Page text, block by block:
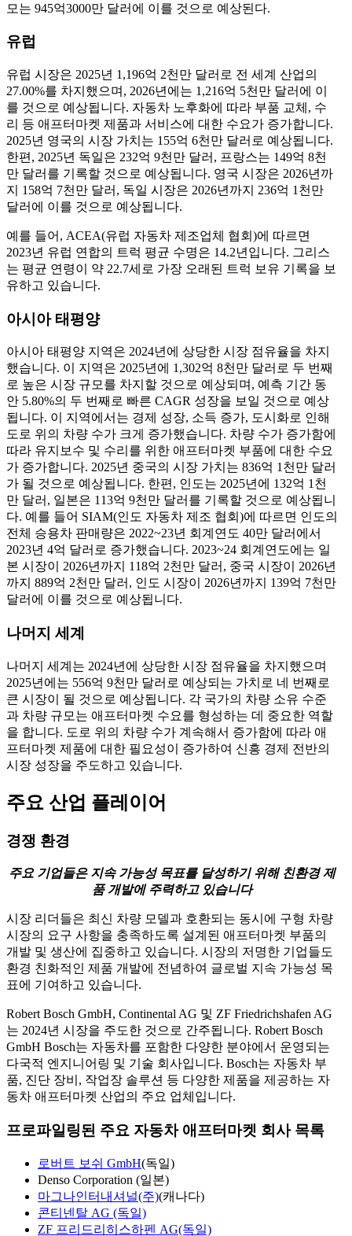
모는 945억3000만 달러에 이를 것으로 예상된다.
유럽
유럽 ​​시장은 2025년 1,196억 2천만 달러로 전 세계 산업의
27.00%를 차지했으며, 2026년에는 1,216억 5천만 달러에 이
를 것으로 예상됩니다. 자동차 노후화에 따라 부품 교체, 수
리 등 애프터마켓 제품과 서비스에 대한 수요가 증가합니다.
2025년 영국의 시장 가치는 155억 6천만 달러로 예상됩니다.
한편, 2025년 독일은 232억 9천만 달러, 프랑스는 149억 8천
만 달러를 기록할 것으로 예상됩니다. 영국 시장은 2026년까
지 158억 7천만 달러, 독일 시장은 2026년까지 236억 1천만
달러에 이를 것으로 예상됩니다.
예를 들어, ACEA(유럽 자동차 제조업체 협회)에 따르면
2023년 유럽 연합의 트럭 평균 수명은 14.2년입니다. 그리스
는 평균 연령이 약 22.7세로 가장 오래된 트럭 보유 기록을 보
유하고 있습니다.
아시아 태평양
아시아 태평양 지역은 2024년에 상당한 시장 점유율을 차지
했습니다. 이 지역은 2025년에 1,302억 8천만 달러로 두 번째
로 높은 시장 규모를 차지할 것으로 예상되며, 예측 기간 동
안 5.80%의 두 번째로 빠른 CAGR 성장을 보일 것으로 예상
됩니다. 이 지역에서는 경제 성장, 소득 증가, 도시화로 인해
도로 위의 차량 수가 크게 증가했습니다. 차량 수가 증가함에
따라 유지보수 및 수리를 위한 애프터마켓 부품에 대한 수요
가 증가합니다. 2025년 중국의 시장 가치는 836억 1천만 달러
가 될 것으로 예상됩니다. 한편, 인도는 2025년에 132억 1천
만 달러, 일본은 113억 9천만 달러를 기록할 것으로 예상됩니
다. 예를 들어 SIAM(인도 자동차 제조 협회)에 따르면 인도의
전체 승용차 판매량은 2022~23년 회계연도 40만 달러에서
2023년 4억 달러로 증가했습니다. 2023~24 회계연도에는 일
본 시장이 2026년까지 118억 2천만 달러, 중국 시장이 2026년
까지 889억 2천만 달러, 인도 시장이 2026년까지 139억 7천만
달러에 이를 것으로 예상됩니다.
나머지 세계
나머지 세계는 2024년에 상당한 시장 점유율을 차지했으며
2025년에는 556억 9천만 달러로 예상되는 가치로 네 번째로
큰 시장이 될 것으로 예상됩니다. 각 국가의 차량 소유 수준
과 차량 규모는 애프터마켓 수요를 형성하는 데 중요한 역할
을 합니다. 도로 위의 차량 수가 계속해서 증가함에 따라 애
프터마켓 제품에 대한 필요성이 증가하여 신흥 경제 전반의
시장 성장을 주도하고 있습니다.
주요 산업 플레이어
경쟁 환경
주요 기업들은 지속 가능성 목표를 달성하기 위해 친환경 제
품 개발에 주력하고 있습니다
시장 리더들은 최신 차량 모델과 호환되는 동시에 구형 차량
시장의 요구 사항을 충족하도록 설계된 애프터마켓 부품의
개발 및 생산에 집중하고 있습니다. 시장의 저명한 기업들도
환경 친화적인 제품 개발에 전념하여 글로벌 지속 가능성 목
표에 기여하고 있습니다.
Robert Bosch GmbH, Continental AG 및 ZF Friedrichshafen AG
는 2024년 시장을 주도한 것으로 간주됩니다. Robert Bosch
GmbH Bosch는 자동차를 포함한 다양한 분야에서 운영되는
다국적 엔지니어링 및 기술 회사입니다. Bosch는 자동차 부
품, 진단 장비, 작업장 솔루션 등 다양한 제품을 제공하는 자
동차 애프터마켓 산업의 주요 업체입니다.
프로파일링된 주요 자동차 애프터마켓 회사 목록
로버트 보쉬 GmbH(독일)
Denso Corporation (일본)
마그나인터내셔널(주)(캐나다)
콘티넨탈 AG (독일)
ZF 프리드리히스하펜 AG(독일)